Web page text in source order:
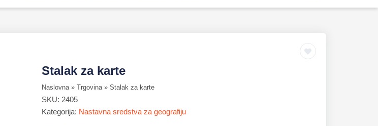
Stalak za karte
Naslovna » Trgovina » Stalak za karte
SKU: 2405
Kategorija: Nastavna sredstva za geografiju